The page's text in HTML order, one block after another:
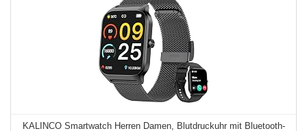
KALINCO Smartwatch Herren Damen, Blutdruckuhr mit Bluetooth-